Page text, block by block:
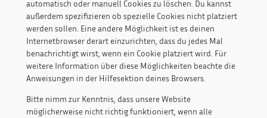
automatisch oder manuell Cookies zu löschen. Du kannst
außerdem spezifizieren ob spezielle Cookies nicht platziert
werden sollen. Eine andere Möglichkeit ist es deinen
Internetbrowser derart einzurichten, dass du jedes Mal
benachrichtigt wirst, wenn ein Cookie platziert wird. Für
weitere Information über diese Möglichkeiten beachte die
Anweisungen in der Hilfesektion deines Browsers.
Bitte nimm zur Kenntnis, dass unsere Website
möglicherweise nicht richtig funktioniert, wenn alle